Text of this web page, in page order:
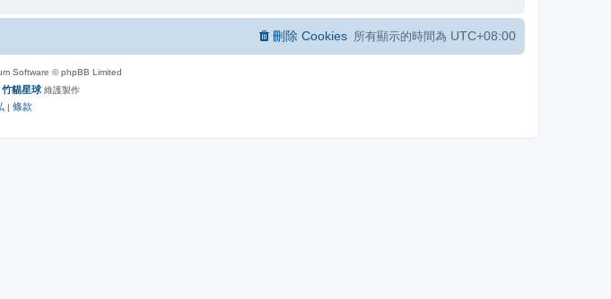
所有顯示的時間為 UTC+08:00
刪除 Cookies
Software © phpBB Limited
竹貓星球 維護製作
| 條款